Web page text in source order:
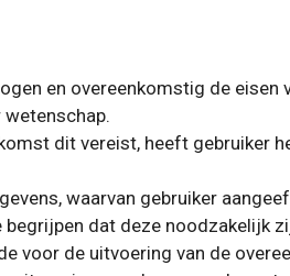
en overeenkomstig de eisen
dit vereist, heeft gebruiker
waarvan gebruiker
dat deze noodzakelijk
voor de uitvoering van de